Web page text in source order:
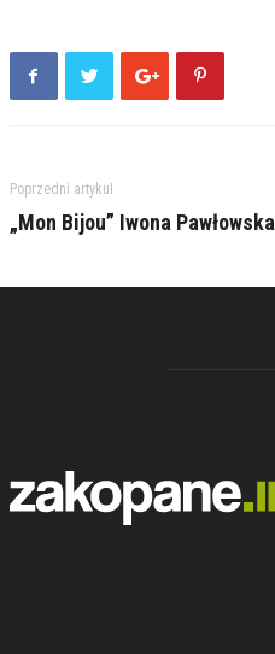
Poprzedni artykuł
„Mon Bijou” Iwona Pawłowska